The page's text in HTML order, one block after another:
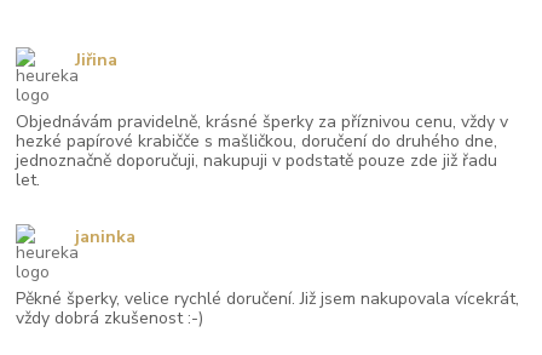
Objednávám pravidelně, krásné šperky za příznivou cenu, vždy v
hezké papírové krabičče s mašličkou, doručení do druhého dne,
jednoznačně doporučuji, nakupuji v podstatě pouze zde již řadu
let.
Jiřina
Pěkné šperky, velice rychlé doručení. Již jsem nakupovala vícekrát,
vždy dobrá zkušenost :-)
janinka